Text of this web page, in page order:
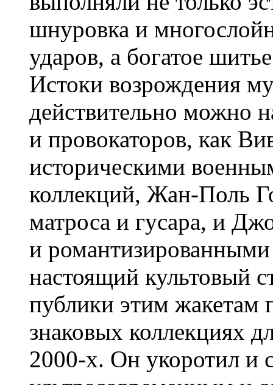
шнуровка и
ударов, а богатое
Истоки возрождения
действительно можно
и провокаторов, как
историческими
коллекций, Жан-Поль
матроса и гусара, и
и
настоящий культовый
публики этим жакетам
знаковых коллекциях
2000-х. Он укоротил и